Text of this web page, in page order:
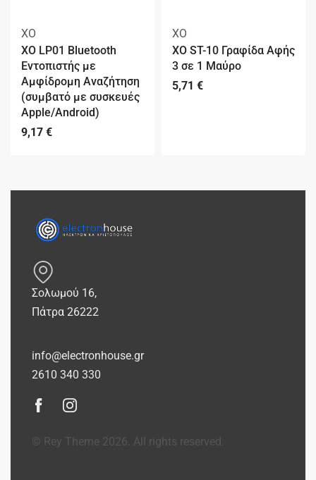
XO
XO LP01 Bluetooth
Εντοπιστής με
Αμφίδρομη Αναζήτηση
(συμβατό με συσκευές
Apple/Android)
9,17 €
XO
XO ST-10 Γραφίδα Αφής
3 σε 1 Μαύρο
5,71 €
Σολωμού 16,
Πάτρα 26222
info@electronhouse.gr
2610 340 330
© Rey Theme 2026. All rights reserved.